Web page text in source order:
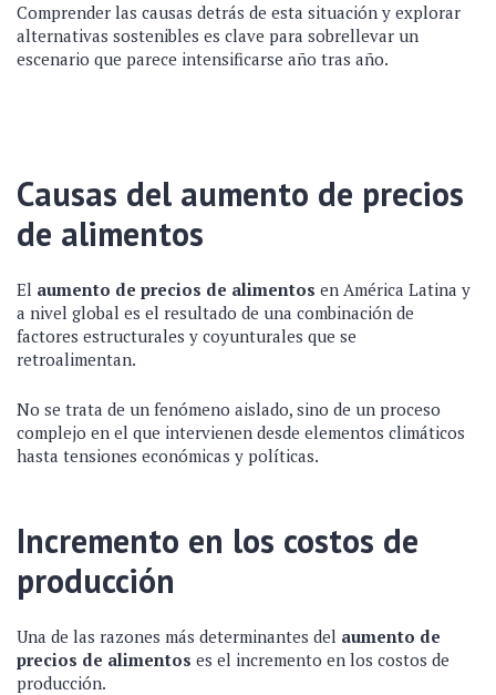
Comprender las causas detrás de esta situación y explorar
alternativas sostenibles es clave para sobrellevar un
escenario que parece intensificarse año tras año.
Causas del aumento de precios
de alimentos
El aumento de precios de alimentos en América Latina y
a nivel global es el resultado de una combinación de
factores estructurales y coyunturales que se
retroalimentan.
No se trata de un fenómeno aislado, sino de un proceso
complejo en el que intervienen desde elementos climáticos
hasta tensiones económicas y políticas.
Incremento en los costos de
producción
Una de las razones más determinantes del aumento de
precios de alimentos es el incremento en los costos de
producción.